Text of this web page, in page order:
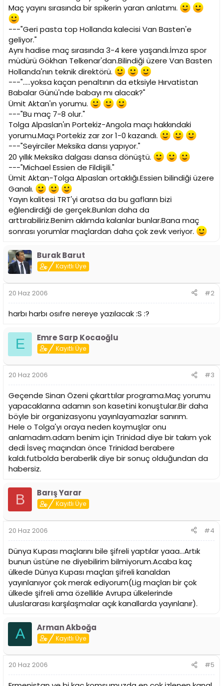
Maç yayını sırasında bir spikerin yaran anlatımı.
---"Geri pasta top Hollanda kalecisi Van Basten'e
geliyor."
Aynı hadise maç sırasında 3-4 kere yaşandı.İmza spor
müdürü Gökhan Telkenar'dan.Bilindiği üzere Van Basten
Hollanda'nın teknik direktörü.
---".....yoksa kaçan penaltının da etksiyle Hırvatistan
Babalar Günü'nde babayı mı alacak?"
Ümit Aktan'ın yorumu.
---"Bu maç 7-8 olur."
Tolga Alpaslan'ın Portekiz-Angola maçı hakkındaki
yorumu.Maçı Portekiz zar zor 1-0 kazandı.
---"Seyirciler Meksika dansı yapıyor."
20 yıllık Meksika dalgası dansa dönüştü.
---"Michael Essien de Fildişili."
Ümit Aktan-Tolga Alpaslan ortaklığı.Essien bilindiği üzere
Ganalı.
Yayın kalitesi TRT'yi aratsa da bu gafların bizi
eğlendirdiği de gerçek.Bunları daha da
arttırabiliriz.Benim aklımda kalanlar bunlar.Bana maç
sonrası yorumlar maçlardan daha çok zevk veriyor.
Burak Barut
Kayıtlı Üye
20 Haz 2006 #2
harbı harbı osıfre nereye yazılacak :S :?
E Emre Sarp Kocaoğlu
Kayıtlı Üye
20 Haz 2006 #3
Geçende Sinan Özeni çıkarttılar programa.Maç yorumu
yapacaklarına adamın son kasetini konuştular.Bir daha
böyle bir organizasyonu yayınlayamazlar sanırım.
Hele o Tolga'yı oraya neden koymuşlar onu
anlamadım.adam benim için Trinidad diye bir takım yok
dedi İsveç maçından önce Trinidad berabere
kaldı.futbolda beraberlik diye bir sonuç olduğundan da
habersiz.
B Barış Yarar
Kayıtlı Üye
20 Haz 2006 #4
Dünya Kupası maçlarını bile şifreli yaptılar yaaa...Artık
bunun üstüne ne diyebilirim bilmiyorum.Acaba kaç
ülkede Dünya Kupası maçları şifreli kanaldan
yayınlanıyor çok merak ediyorum(Lig maçları bir çok
ülkede şifreli ama özellikle Avrupa ülkelerinde
uluslararası karşılaşmalar açık kanallarda yayınlanır).
A Arman Akboğa
Kayıtlı Üye
20 Haz 2006 #5